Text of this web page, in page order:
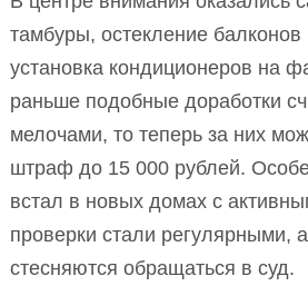
тамбуры, остекление
установка кондиционеров на
раньше подобные доработки
мелочами, то теперь за них
штраф до 15 000 рублей.
встал в новых домах с
проверки стали регулярными,
стесняются обращаться в суд.